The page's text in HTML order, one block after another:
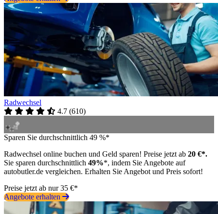
Radwechsel
4.7 (610)
Sparen Sie durchschnittlich 49 %*
Radwechsel online buchen und Geld sparen! Preise jetzt ab 20 €*.
Sie sparen durchschnittlich 49%*, indem Sie Angebote auf
autobutler.de vergleichen. Erhalten Sie Angebot und Preis sofort!
Preise jetzt ab nur 35 €*
Angebote erhalten